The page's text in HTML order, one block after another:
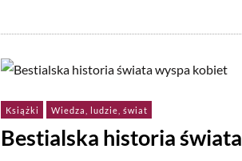
Książki Wiedza, ludzie, świat
Bestialska historia świata